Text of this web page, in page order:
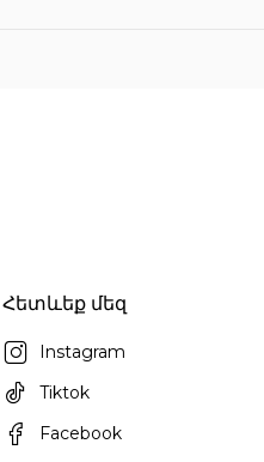
Հետևեք մեզ
Instagram
Tiktok
Facebook